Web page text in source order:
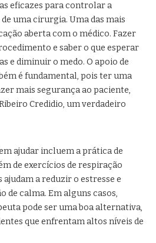
eficazes para controlar a
uma cirurgia. Uma das mais
aberta com o médico. Fazer
e saber o que esperar
e diminuir o medo. O apoio de
é fundamental, pois ter uma
mais segurança ao paciente,
Credidio, um verdadeiro
ajudar incluem a prática de
de exercícios de respiração
ajudam a reduzir o estresse e
de calma. Em alguns casos,
pode ser uma boa alternativa,
que enfrentam altos níveis de